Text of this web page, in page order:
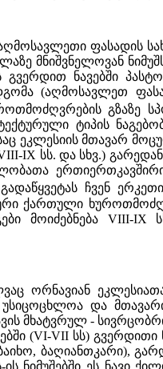
ფასადის
მნიშვნელოვან
გვერდით ნავებში
(აღმოსავლეთ
გზაზე
ტიპის
ეკლესიის მთავარ
IX სს. და სხვ.)
ჩვენ
ქართული
მოიძებნება VIII-IX
ორნავიან
და მთავარი
მხატვრულ -
(VI-VII სს)
ბაღიანთკარი),
ნიმუშებში ეს ნავი